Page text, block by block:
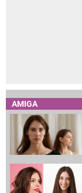
AMIGA